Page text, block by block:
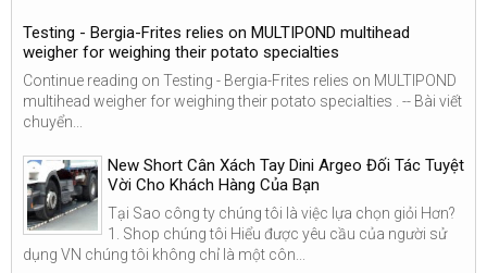
Testing - Bergia-Frites relies on MULTIPOND multihead
weigher for weighing their potato specialties
Continue reading on Testing - Bergia-Frites relies on MULTIPOND
multihead weigher for weighing their potato specialties . -- Bài viết
chuyển...
New Short Cân Xách Tay Dini Argeo Đối Tác Tuyệt
Vời Cho Khách Hàng Của Bạn
Tại Sao công ty chúng tôi là việc lựa chọn giỏi Hơn?
1. Shop chúng tôi Hiểu được yêu cầu của người sử
dụng VN chúng tôi không chỉ là một côn...